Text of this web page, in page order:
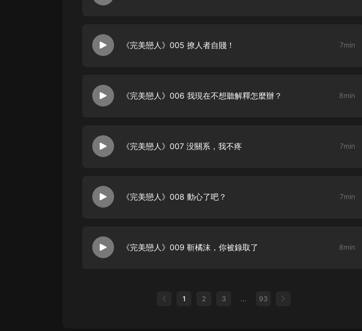
《完美戀人》005 撩人者自賤！ 7min
《完美戀人》006 我現在不想聽解釋怎麼辦？ 8min
《完美戀人》007 没關系，我不疼 7min
《完美戀人》008 動心了吧？ 7min
《完美戀人》009 靳橘沫，你被錄取了 8min
1 2 3 ... 93